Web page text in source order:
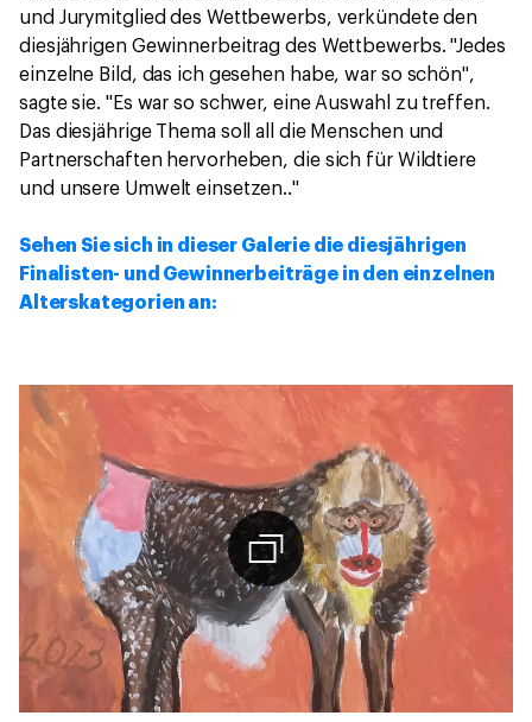
und Jurymitglied des Wettbewerbs, verkündete den
diesjährigen Gewinnerbeitrag des Wettbewerbs. "Jedes
einzelne Bild, das ich gesehen habe, war so schön",
sagte sie. "Es war so schwer, eine Auswahl zu treffen.
Das diesjährige Thema soll all die Menschen und
Partnerschaften hervorheben, die sich für Wildtiere
und unsere Umwelt einsetzen.."
Sehen Sie sich in dieser Galerie die diesjährigen
Finalisten- und Gewinnerbeiträge in den einzelnen
Alterskategorien an: